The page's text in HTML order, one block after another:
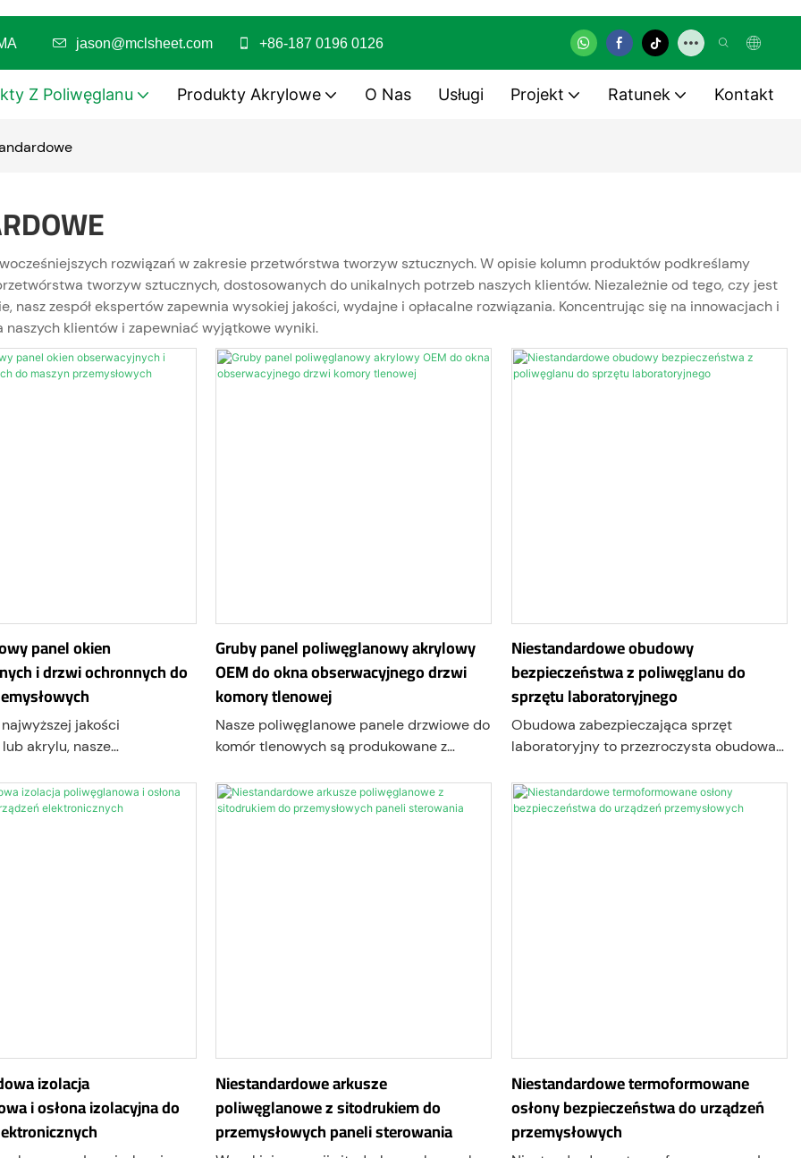
jason@mclsheet.com +86-187 0196 0126
Z Poliwęglanu Produkty Akrylowe O Nas Usługi Projekt Ratunek Kontakt
rozwiązań w zakresie przetwórstwa tworzyw sztucznych. W opisie kolumn produktów podkreślamy
tworzyw sztucznych, dostosowanych do unikalnych potrzeb naszych klientów. Niezależnie od tego, czy jest
zespół ekspertów zapewnia wysokiej jakości, wydajne i opłacalne rozwiązania. Koncentrując się na innowacjach i
klientów i zapewniać wyjątkowe wyniki.
panel okien
i drzwi ochronnych do
jakości
akrylu, nasze
do maszyn zapewniają
na uderzenia,
Gruby panel poliwęglanowy akrylowy
OEM do okna obserwacyjnego drzwi
komory tlenowej
Nasze poliwęglanowe panele drzwiowe do
komór tlenowych są produkowane z
i technologii termoformowania.
Zaprojektowane do komór
Niestandardowe obudowy
bezpieczeństwa z poliwęglanu do
sprzętu laboratoryjnego
Obudowa zabezpieczająca sprzęt
laboratoryjny to przezroczysta obudowa
odizolowania sprzętu laboratoryjnego od
pyłu, przypadkowego kontaktu,
izolacja
i osłona izolacyjna do
Niestandardowe arkusze
poliwęglanowe z sitodrukiem do
przemysłowych paneli sterowania
Niestandardowe termoformowane
osłony bezpieczeństwa do urządzeń
przemysłowych